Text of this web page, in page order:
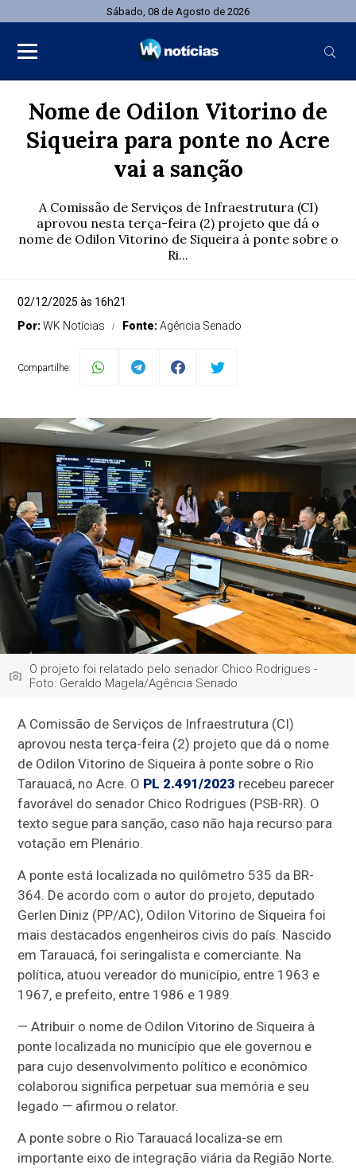
Sábado, 08 de Agosto de 2026
Nome de Odilon Vitorino de
Siqueira para ponte no Acre
vai a sanção
A Comissão de Serviços de Infraestrutura (CI)
aprovou nesta terça-feira (2) projeto que dá o
nome de Odilon Vitorino de Siqueira à ponte sobre o
Ri...
02/12/2025 às 16h21
Por:WK Notícias Fonte:Agência Senado
Compartilhe:
O projeto foi relatado pelo senador Chico Rodrigues -
Foto: Geraldo Magela/Agência Senado
A Comissão de Serviços de Infraestrutura (CI)
aprovou nesta terça-feira (2) projeto que dá o nome
de Odilon Vitorino de Siqueira à ponte sobre o Rio
Tarauacá, no Acre. O PL 2.491/2023 recebeu parecer
favorável do senador Chico Rodrigues (PSB-RR). O
texto segue para sanção, caso não haja recurso para
votação em Plenário.
A ponte está localizada no quilômetro 535 da BR-
364. De acordo com o autor do projeto, deputado
Gerlen Diniz (PP/AC), Odilon Vitorino de Siqueira foi
mais destacados engenheiros civis do país. Nascido
em Tarauacá, foi seringalista e comerciante. Na
política, atuou vereador do município, entre 1963 e
1967, e prefeito, entre 1986 e 1989.
— Atribuir o nome de Odilon Vitorino de Siqueira à
ponte localizada no município que ele governou e
para cujo desenvolvimento político e econômico
colaborou significa perpetuar sua memória e seu
legado — afirmou o relator.
A ponte sobre o Rio Tarauacá localiza-se em
importante eixo de integração viária da Região Norte.